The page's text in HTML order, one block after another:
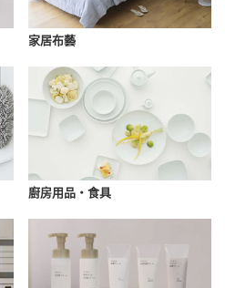
家居布藝
廚房用品・食具